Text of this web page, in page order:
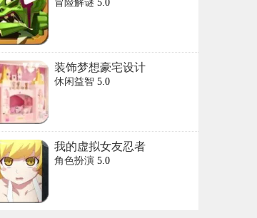
冒险解谜 5.0
装饰梦想豪宅设计
休闲益智 5.0
我的虚拟女友忍者
角色扮演 5.0